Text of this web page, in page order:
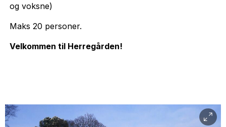
og voksne)
Maks 20 personer.
Velkommen til Herregården!